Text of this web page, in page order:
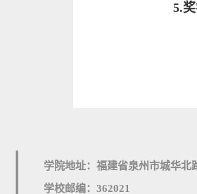
5.
学院地址：福建省泉州市城华北
学校邮编：362021